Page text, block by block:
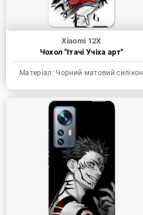
Xiaomi 12X
Чохол "Ітачі Учіха арт"
Матеріал: Чорний матовий силікон